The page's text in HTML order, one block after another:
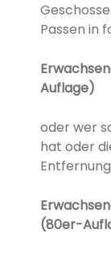
Passen in
Auflage)
oder wer
hat oder
(80er-